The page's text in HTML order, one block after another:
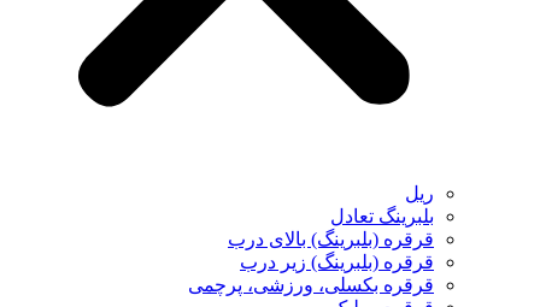
ریل
بلبرینگ تعادل
قرقره (بلبرینگ) بالای درب
قرقره (بلبرینگ) زیر درب
قرقره بکسلی، ورزشی، پرچمی